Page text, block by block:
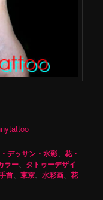
デッサン・水彩 、花・
ラー
タトゥーデザイ
首 、東京 、水彩画 、花